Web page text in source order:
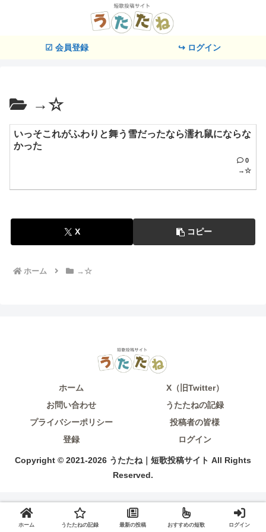
☑ 会員登録 ↪ ログイン
→☆
いっそこれがふわりと舞う雪だったなら濡れ鼠にならな
かった
0
→☆
X コピー
ホーム →☆
ホーム
X（旧Twitter）
お問い合わせ
うたたねの記録
プライバシーポリシー
投稿者の皆様
登録
ログイン
Copyright © 2021-2026 うたたね｜短歌投稿サイト All Rights
Reserved.
ホーム うたたねの記録 最新の投稿 おすすめの短歌 ログイン